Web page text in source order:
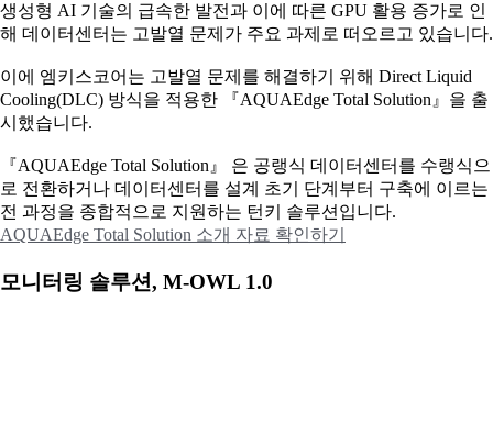
생성형 AI 기술의 급속한 발전과 이에 따른 GPU 활용 증가로 인
해 데이터센터는 고발열 문제가 주요 과제로 떠오르고 있습니다.
이에 엠키스코어는 고발열 문제를 해결하기 위해 Direct Liquid
Cooling(DLC) 방식을 적용한 『AQUAEdge Total Solution』을 출
시했습니다.
『AQUAEdge Total Solution』 은 공랭식 데이터센터를 수랭식으
로 전환하거나 데이터센터를 설계 초기 단계부터 구축에 이르는
전 과정을 종합적으로 지원하는 턴키 솔루션입니다.
AQUAEdge Total Solution 소개 자료 확인하기
모니터링 솔루션, M-OWL 1.0